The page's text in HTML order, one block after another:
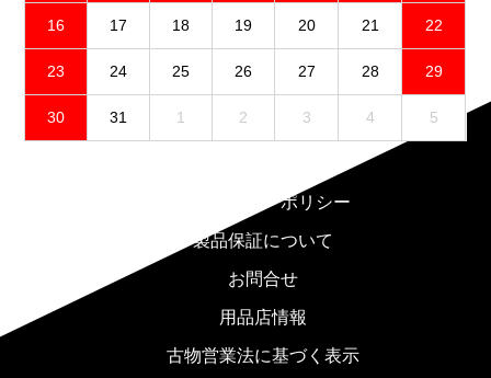
16 17 18 19 20 21 22
23 24 25 26 27 28 29
30 31 1 2 3 4 5
プライバシーポリシー
製品保証について
お問合せ
用品店情報
古物営業法に基づく表示